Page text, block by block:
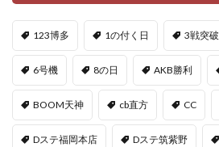
123博多 1の付く日 3戦突破
6号機 8の日 AKB勝利
BOOM天神 cb直方 CC
Dステ福岡本店 Dステ筑紫野